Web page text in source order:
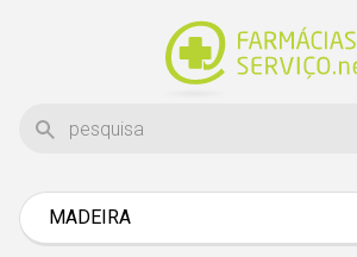
MADEIRA